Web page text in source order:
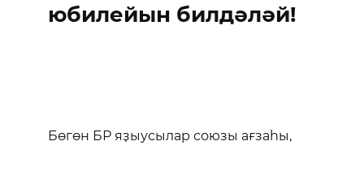
юбилейын билдәләй!
Бөгөн БР яҙыусылар союзы ағзаһы,